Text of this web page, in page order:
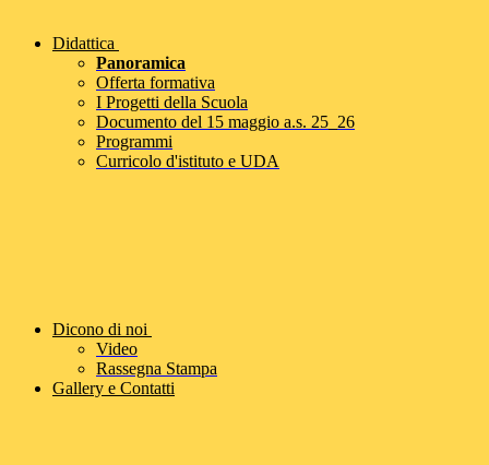
Didattica
Panoramica
Offerta formativa
I Progetti della Scuola
Documento del 15 maggio a.s. 25_26
Programmi
Curricolo d'istituto e UDA
Dicono di noi
Video
Rassegna Stampa
Gallery e Contatti